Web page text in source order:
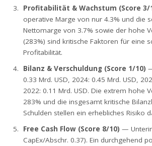
Profitabilität & Wachstum (Score 3/
operative Marge von nur 4.3% und die
Nettomarge von 3.7% sowie der hohe
(283%) sind kritische Faktoren für eine
Profitabilität.
Bilanz & Verschuldung (Score 1/10)
0.33 Mrd. USD, 2024: 0.45 Mrd. USD,
2022: 0.11 Mrd. USD. Die extrem hohe
283% und die insgesamt kritische
Schulden stellen ein erhebliches Risiko
Free Cash Flow (Score 8/10) —
CapEx/Abschr. 0.37). Ein durchgehend